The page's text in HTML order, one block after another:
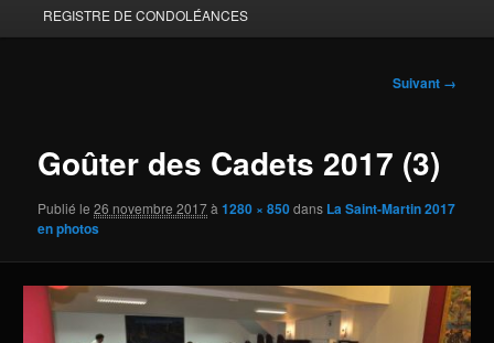
REGISTRE DE CONDOLÉANCES
Navigation
Suivant →
Goûter des Cadets 2017 (3)
Publié le26 novembre 2017à1280 × 850dans La Saint-Martin 2017
en photos